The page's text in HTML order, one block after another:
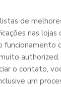
de
nas
o contato,
um